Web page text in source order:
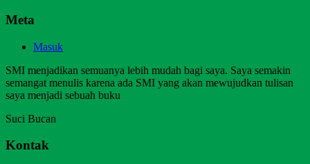
Meta
Masuk
SMI menjadikan semuanya lebih mudah bagi saya. Saya semakin
semangat menulis karena ada SMI yang akan mewujudkan tulisan
saya menjadi sebuah buku
Suci Bucan
Kontak